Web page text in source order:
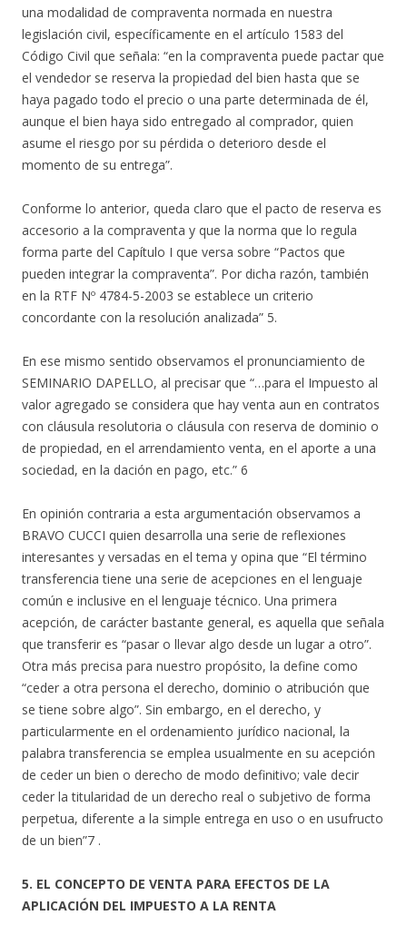
una modalidad de compraventa normada en nuestra
legislación civil, específicamente en el artículo 1583 del
Código Civil que señala: “en la compraventa puede pactar que
el vendedor se reserva la propiedad del bien hasta que se
haya pagado todo el precio o una parte determinada de él,
aunque el bien haya sido entregado al comprador, quien
asume el riesgo por su pérdida o deterioro desde el
momento de su entrega”.
Conforme lo anterior, queda claro que el pacto de reserva es
accesorio a la compraventa y que la norma que lo regula
forma parte del Capítulo I que versa sobre “Pactos que
pueden integrar la compraventa”. Por dicha razón, también
en la RTF Nº 4784-5-2003 se establece un criterio
concordante con la resolución analizada” 5.
En ese mismo sentido observamos el pronunciamiento de
SEMINARIO DAPELLO, al precisar que “…para el Impuesto al
valor agregado se considera que hay venta aun en contratos
con cláusula resolutoria o cláusula con reserva de dominio o
de propiedad, en el arrendamiento venta, en el aporte a una
sociedad, en la dación en pago, etc.” 6
En opinión contraria a esta argumentación observamos a
BRAVO CUCCI quien desarrolla una serie de reflexiones
interesantes y versadas en el tema y opina que “El término
transferencia tiene una serie de acepciones en el lenguaje
común e inclusive en el lenguaje técnico. Una primera
acepción, de carácter bastante general, es aquella que señala
que transferir es “pasar o llevar algo desde un lugar a otro”.
Otra más precisa para nuestro propósito, la define como
“ceder a otra persona el derecho, dominio o atribución que
se tiene sobre algo”. Sin embargo, en el derecho, y
particularmente en el ordenamiento jurídico nacional, la
palabra transferencia se emplea usualmente en su acepción
de ceder un bien o derecho de modo definitivo; vale decir
ceder la titularidad de un derecho real o subjetivo de forma
perpetua, diferente a la simple entrega en uso o en usufructo
de un bien”7 .
5. EL CONCEPTO DE VENTA PARA EFECTOS DE LA
APLICACIÓN DEL IMPUESTO A LA RENTA